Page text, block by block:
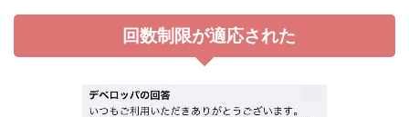
回数制限が適応された